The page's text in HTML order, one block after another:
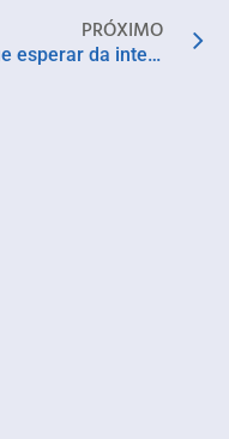
PRÓXIMO
O que esperar da inteligência artificial em 2025